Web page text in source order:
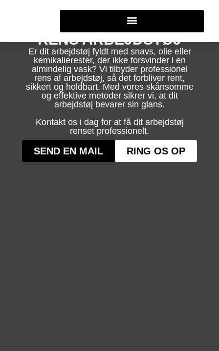
RENS ARBEJDSTØJ
Er dit arbejdstøj fyldt med snavs, olie eller
kemikalierester, der ikke forsvinder i en
almindelig vask? Vi tilbyder professionel
rens af arbejdstøj, så det forbliver rent,
sikkert og holdbart. Med vores skånsomme
og effektive metoder sikrer vi, at dit
arbejdstøj bevarer sin glans.
Kontakt os i dag for at få dit arbejdstøj
renset professionelt.
SEND EN MAIL RING OS OP